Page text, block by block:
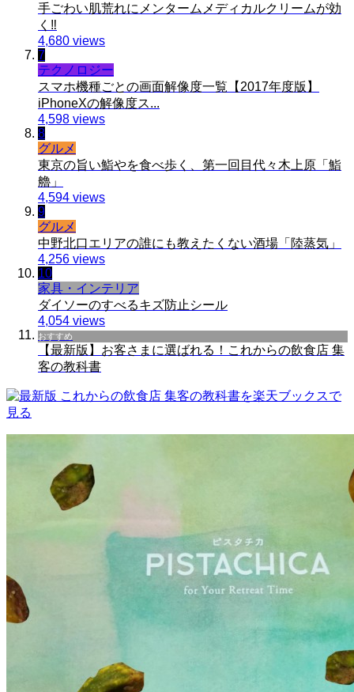
手ごわい肌荒れにメンタームメディカルクリームが効
く‼︎
4,680 views
7
テクノロジー
スマホ機種ごとの画面解像度一覧【2017年度版】
iPhoneXの解像度ス...
4,598 views
8
グルメ
東京の旨い鮨やを食べ歩く、第一回目代々木上原「鮨
艪」
4,594 views
9
グルメ
中野北口エリアの誰にも教えたくない酒場「陸蒸気」
4,256 views
10
家具・インテリア
ダイソーのすべるキズ防止シール
4,054 views
おすすめ
【最新版】お客さまに選ばれる！これからの飲食店 集
客の教科書